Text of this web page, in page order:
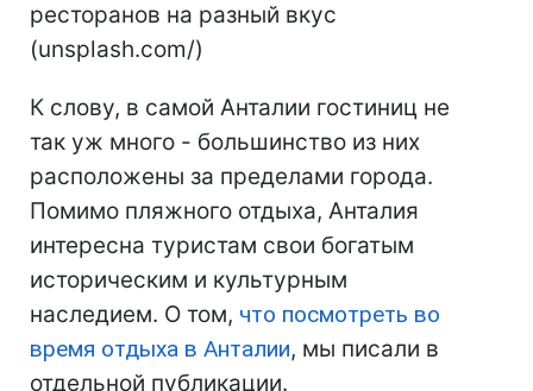
ресторанов на разный вкус
(unsplash.com/)
К слову, в самой Анталии гостиниц не
так уж много - большинство из них
расположены за пределами города.
Помимо пляжного отдыха, Анталия
интересна туристам свои богатым
историческим и культурным
наследием. О том, что посмотреть во
время отдыха в Анталии, мы писали в
отдельной публикации.